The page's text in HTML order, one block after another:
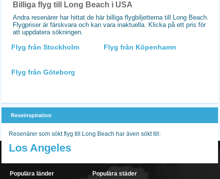
Billiga flyg till Long Beach i USA
Andra resenärer har hittat de här billiga flygbiljetterna till Long Beach.
Flygpriser är färskvara och kan vara inaktuella. Klicka på ett pris för
att uppdatera sökningen.
Flyg från Stockholm Flyg från Köpenhamn
Flyg från Göteborg
Reseinspiration
Resenärer som sökt flyg till Long Beach har även sökt till:
Los Angeles
Populära länder
Populära städer